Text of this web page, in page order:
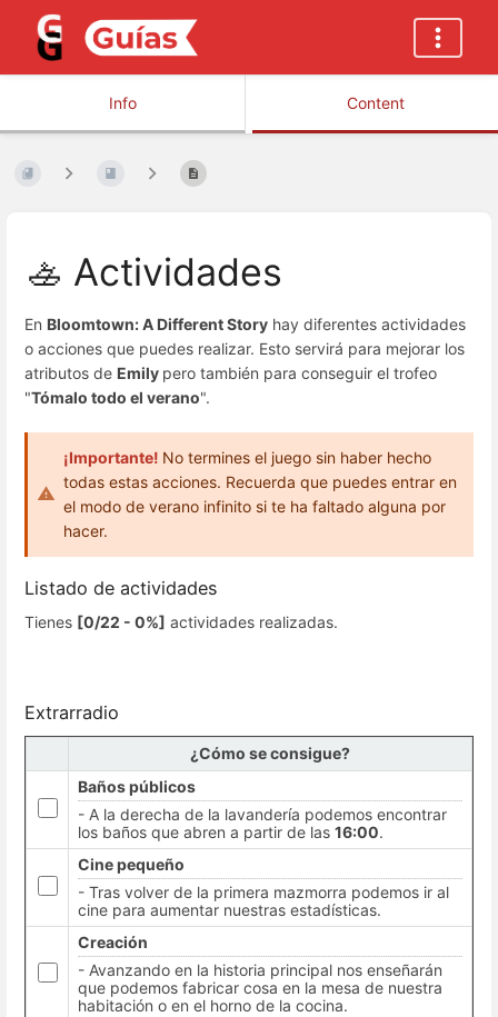
Info Content
🚣 Actividades
En Bloomtown: A Different Story hay diferentes actividades
o acciones que puedes realizar. Esto servirá para mejorar los
atributos de Emily pero también para conseguir el trofeo
"Tómalo todo el verano".
¡Importante! No termines el juego sin haber hecho
todas estas acciones. Recuerda que puedes entrar en
el modo de verano infinito si te ha faltado alguna por
hacer.
Listado de actividades
Tienes [0/22 - 0%] actividades realizadas.
Extrarradio
¿Cómo se consigue?
Baños públicos
- A la derecha de la lavandería podemos encontrar
los baños que abren a partir de las 16:00.
Cine pequeño
- Tras volver de la primera mazmorra podemos ir al
cine para aumentar nuestras estadísticas.
Creación
- Avanzando en la historia principal nos enseñarán
que podemos fabricar cosa en la mesa de nuestra
habitación o en el horno de la cocina.